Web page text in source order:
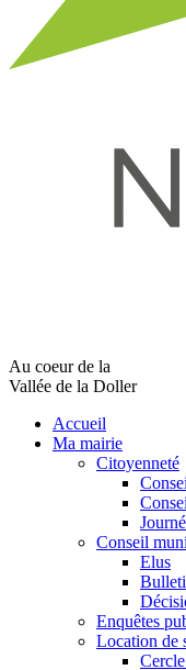
Au coeur de la
Vallée de la Doller
Accueil
Ma mairie
Citoyenneté
Conseil
Elus
Enquêtes
Location de